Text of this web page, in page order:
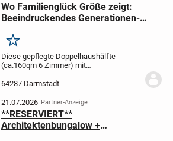
Wo Familienglück Größe zeigt:
Beeindruckendes Generationen-
(Variante 4)
Merken
Diese gepflegte Doppelhaushälfte
(ca.160qm 6 Zimmer) mit
im Kreis Darmstadt - Dieburg (Hessen)
bietet eine großzügige Gesamt-
Wohnfläche von ca.225 m², verteilt...
64287 Darmstadt
21.07.2026 Partner-Anzeige
**RESERVIERT**
Architektenbungalow +